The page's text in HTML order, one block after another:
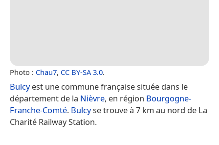
Photo : Chau7, CC BY-SA 3.0.
Bulcyest une commune française située dans le
département de la Nièvre, en région Bourgogne-
Franche-Comté. Bulcyse trouve à 7 km au nord de La
Charité Railway Station.